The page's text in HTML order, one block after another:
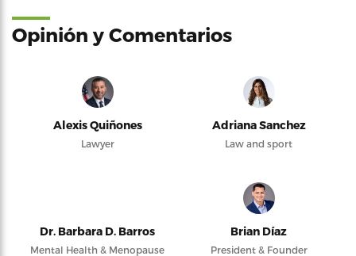
Opinión y Comentarios
Alexis Quiñones
Lawyer
Adriana Sanchez
Law and sport
Dr. Barbara D. Barros
Mental Health & Menopause
Brian Díaz
President & Founder